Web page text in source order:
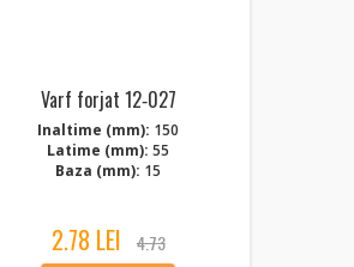
Varf forjat 12‑027
Inaltime (mm): 150
Latime (mm): 55
Baza (mm): 15
2.78 LEI 4.73